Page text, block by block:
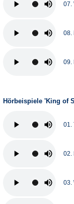
07.
08.
09.
Hörbeispiele 'King of
01.
02.
03.